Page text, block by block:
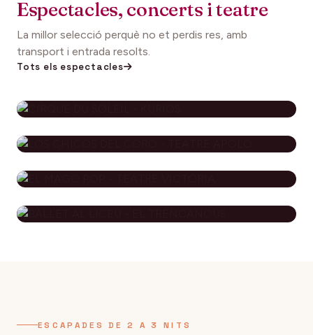
Espectacles, concerts i teatre
La millor selecció perquè no et perdis res, amb
transport i entrada resolts.
Tots els espectacles
CIRQUE DU SOLEIL - KURIOS
LOS CHICOS DEL CORO - TEATRE
APOLO
EL MAGO POP - TEATRE
VICTÒRIA
ESCAPADES DE 2 A 3 NITS